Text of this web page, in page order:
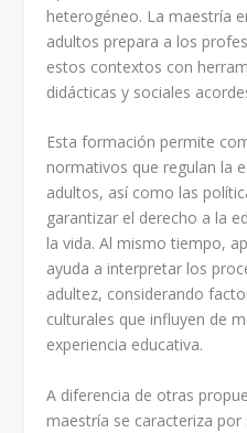
heterogéneo. La maestría
adultos prepara a los
estos contextos con
didácticas y sociales
Esta formación permite
normativos que regulan la
adultos, así como las
garantizar el derecho a la
la vida. Al mismo tiempo,
ayuda a interpretar los
adultez, considerando
culturales que influyen de
experiencia educativa.
A diferencia de otras
maestría se caracteriza